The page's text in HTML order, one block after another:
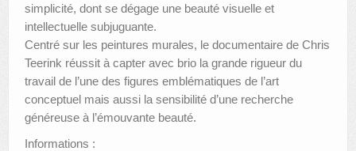
simplicité, dont se dégage une beauté visuelle et
intellectuelle subjuguante.
Centré sur les peintures murales, le documentaire de Chris
Teerink réussit à capter avec brio la grande rigueur du
travail de l’une des figures emblématiques de l’art
conceptuel mais aussi la sensibilité d’une recherche
généreuse à l’émouvante beauté.
Informations :